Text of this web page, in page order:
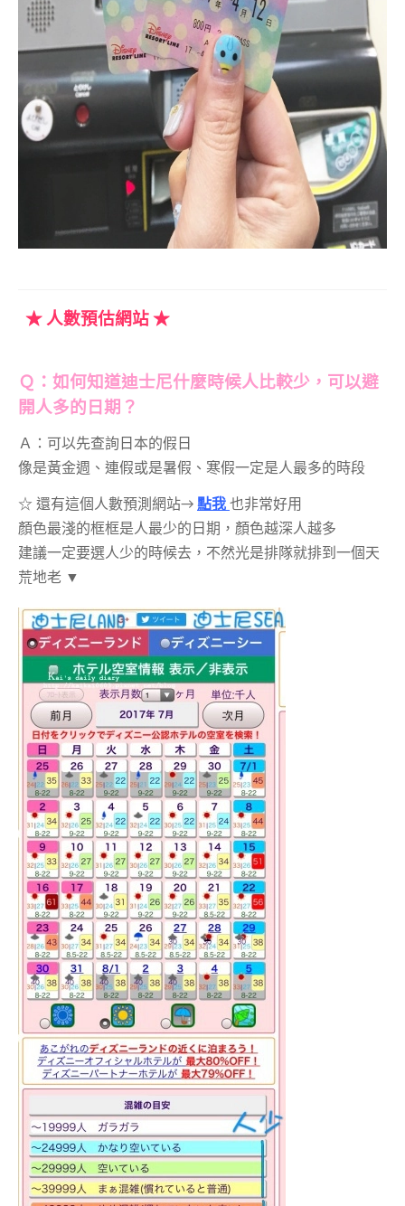
★ 人數預估網站 ★
Ｑ：如何知道迪士尼什麼時候人比較少 ， 可以避
開人多的日期？
Ａ：可以先查詢日本的假日
像是黃金週、連假或是暑假、寒假一定是人最多的時段
☆ 還有這個人數預測網站→ 點我 也非常好用
顏色最淺的框框是人最少的日期，顏色越深人越多
建議一定要選人少的時候去，不然光是排隊就排到一個天
荒地老 ▼